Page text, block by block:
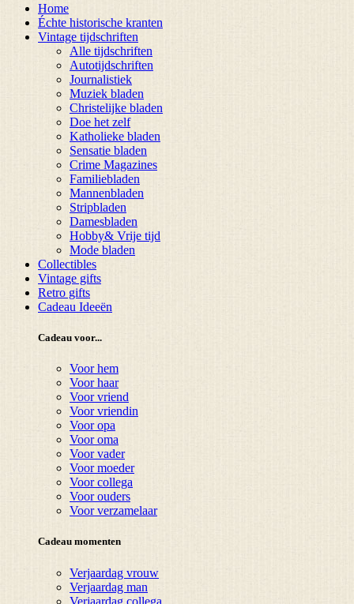
Home
Échte historische kranten
Vintage tijdschriften
Alle tijdschriften
Autotijdschriften
Journalistiek
Muziek bladen
Christelijke bladen
Doe het zelf
Katholieke bladen
Sensatie bladen
Crime Magazines
Familiebladen
Mannenbladen
Stripbladen
Damesbladen
Hobby& Vrije tijd
Mode bladen
Collectibles
Vintage gifts
Retro gifts
Cadeau Ideeën
Cadeau voor...
Voor hem
Voor haar
Voor vriend
Voor vriendin
Voor opa
Voor oma
Voor vader
Voor moeder
Voor collega
Voor ouders
Voor verzamelaar
Cadeau momenten
Verjaardag vrouw
Verjaardag man
Verjaardag collega